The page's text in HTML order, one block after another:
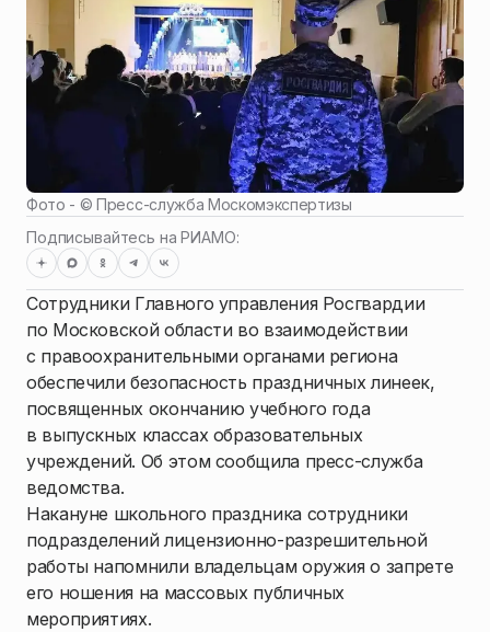
Фото - ©Пресс-служба Москомэкспертизы
Подписывайтесь на РИАМО:
Сотрудники Главного управления Росгвардии
по Московской области во взаимодействии
с правоохранительными органами региона
обеспечили безопасность праздничных линеек,
посвященных окончанию учебного года
в выпускных классах образовательных
учреждений. Об этом сообщила пресс-служба
ведомства.
Накануне школьного праздника сотрудники
подразделений лицензионно-разрешительной
работы напомнили владельцам оружия о запрете
его ношения на массовых публичных
мероприятиях.